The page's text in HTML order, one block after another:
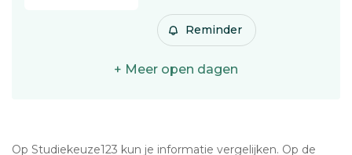
Reminder
+ Meer open dagen
Op Studiekeuze123 kun je informatie vergelijken. Op de